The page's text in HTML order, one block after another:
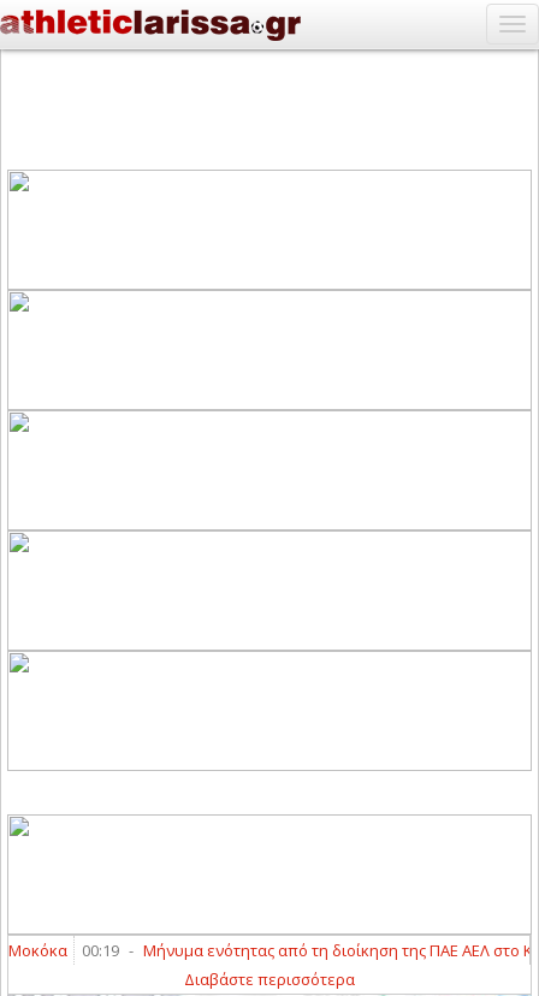
00:19 - Μήνυμα ενότητας από τη διοίκηση της ΠΑΕ ΑΕΛ στο
Διαβάστε περισσότερα